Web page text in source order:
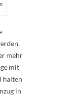
mehr
mit
halten
in